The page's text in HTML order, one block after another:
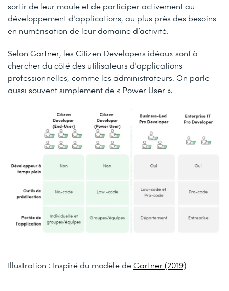
sortir de leur moule et de participer activement au
développement d’applications, au plus près des besoins
en numérisation de leur domaine d’activité.
Selon Gartner, les Citizen Developers idéaux sont à
chercher du côté des utilisateurs d’applications
professionnelles, comme les administrateurs. On parle
aussi souvent simplement de « Power User ».
Illustration : Inspiré du modèle deGartner (2019)